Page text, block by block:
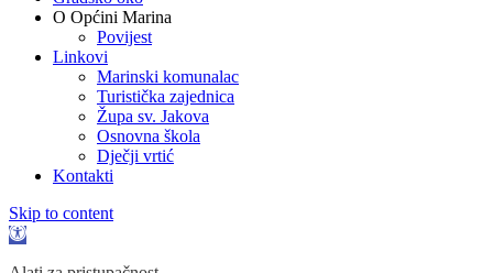
O Općini Marina
Povijest
Linkovi
Marinski komunalac
Turistička zajednica
Župa sv. Jakova
Osnovna škola
Dječji vrtić
Kontakti
Skip to content
Open